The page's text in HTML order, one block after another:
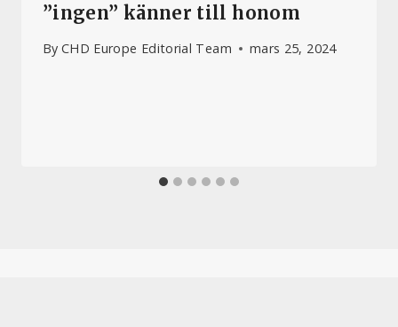
”ingen” känner till honom
By CHD Europe Editorial Team mars 25, 2024